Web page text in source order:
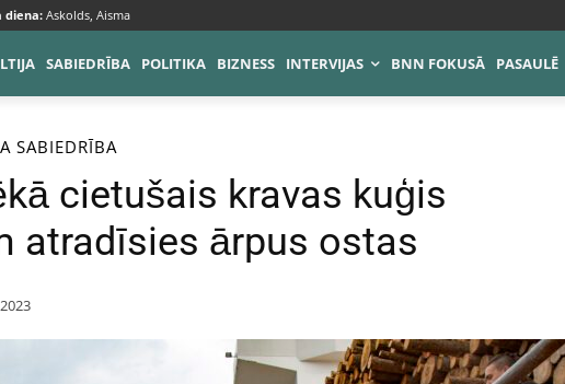
diena:Askolds, Aisma
SABIEDRĪBA POLITIKA BIZNESS INTERVIJAS BNN FOKUSĀ PASAULĒ
SABIEDRĪBA
cietušais kravas kuģis
atradīsies ārpus ostas